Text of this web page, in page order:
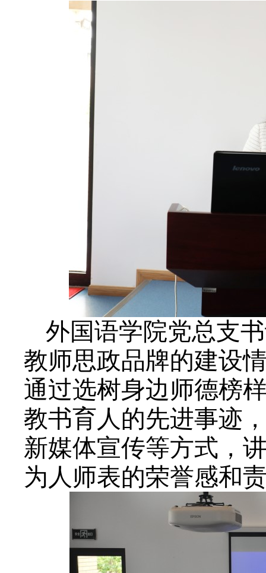
外国语学院党总支
教师思政品牌的建设
通过选树身边师德榜
教书育人的先进事迹
新媒体宣传等方式，
为人师表的荣誉感和